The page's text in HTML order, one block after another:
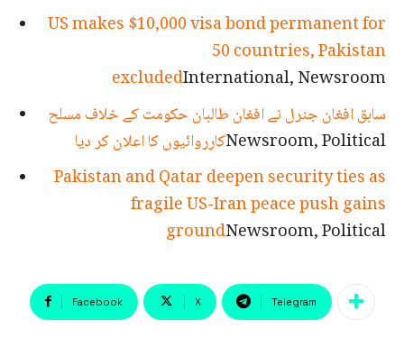
US makes $10,000 visa bond permanent for
50 countries, Pakistan
excludedInternational, Newsroom
سابق افغان جنرل نے افغان طالبان حکومت کے خلاف مسلح
کارروائیوں کا اعلان کر دیاNewsroom, Political
Pakistan and Qatar deepen security ties as
fragile US-Iran peace push gains
groundNewsroom, Political
Facebook X Telegram